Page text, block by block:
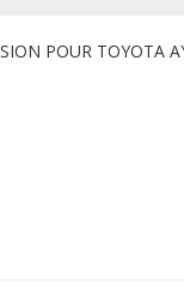
POUR TOYOTA